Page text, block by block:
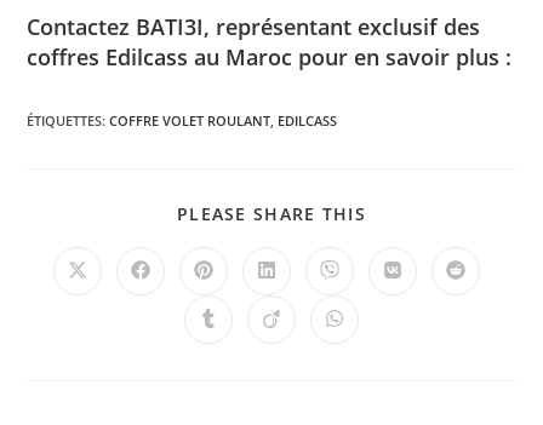
Contactez BATI3I, représentant exclusif des
coffres Edilcass au Maroc pour en savoir plus :
ÉTIQUETTES:COFFRE VOLET ROULANT, EDILCASS
PLEASE SHARE THIS